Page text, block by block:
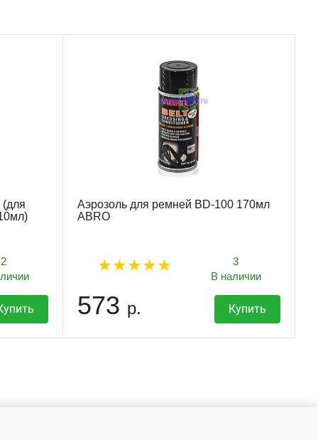
(для
2
Аэрозоль для ремней BD-100 170мл
ABRO
3
В наличии
573 р. Купить